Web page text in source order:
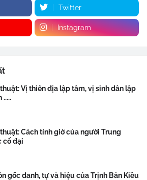
Twitter
Instagram
Vị thiên địa lập tâm, vị sinh dân lập
.....
Cách tính giờ của người Trung
cổ đại
gốc danh, tự và hiệu của Trịnh Bản Kiều